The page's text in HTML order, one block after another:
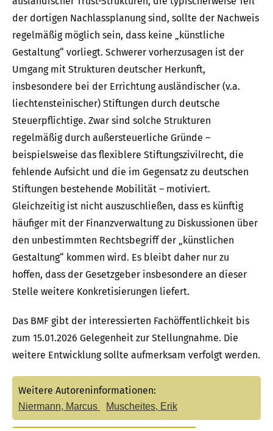
der dortigen Nachlassplanung sind, sollte der Nachweis
regelmäßig möglich sein, dass keine „künstliche
Gestaltung“ vorliegt. Schwerer vorherzusagen ist der
Umgang mit Strukturen deutscher Herkunft,
insbesondere bei der Errichtung ausländischer (v.a.
liechtensteinischer) Stiftungen durch deutsche
Steuerpflichtige. Zwar sind solche Strukturen
regelmäßig durch außersteuerliche Gründe –
beispielsweise das flexiblere Stiftungszivilrecht, die
fehlende Aufsicht und die im Gegensatz zu deutschen
Stiftungen bestehende Mobilität – motiviert.
Gleichzeitig ist nicht auszuschließen, dass es künftig
häufiger mit der Finanzverwaltung zu Diskussionen über
den unbestimmten Rechtsbegriff der „künstlichen
Gestaltung“ kommen wird. Es bleibt daher nur zu
hoffen, dass der Gesetzgeber insbesondere an dieser
Stelle weitere Konkretisierungen liefert.
Das BMF gibt der interessierten Fachöffentlichkeit bis
zum 15.01.2026 Gelegenheit zur Stellungnahme. Die
weitere Entwicklung sollte aufmerksam verfolgt werden.
Weitere Autoreninformationen:
Niermann, Marcus Muscheites, Erik